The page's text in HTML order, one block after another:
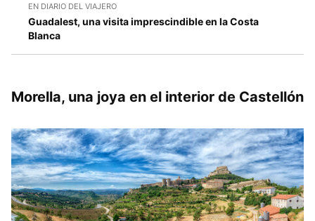
EN DIARIO DEL VIAJERO
Guadalest, una visita imprescindible en la Costa
Blanca
Morella, una joya en el interior de Castellón